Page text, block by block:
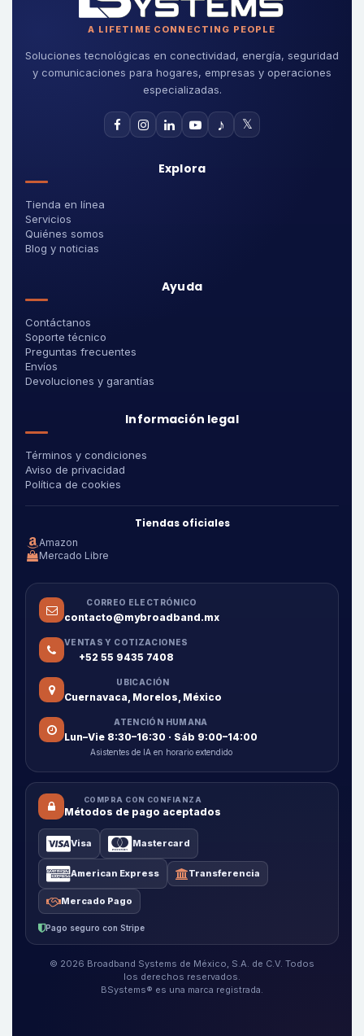
A LIFETIME CONNECTING PEOPLE
Soluciones tecnológicas en conectividad, energía, seguridad
y comunicaciones para hogares, empresas y operaciones
especializadas.
♪ 𝕏
Explora
Tienda en línea
Servicios
Quiénes somos
Blog y noticias
Ayuda
Contáctanos
Soporte técnico
Preguntas frecuentes
Envíos
Devoluciones y garantías
Información legal
Términos y condiciones
Aviso de privacidad
Política de cookies
Tiendas oficiales
Amazon
Mercado Libre
CORREO ELECTRÓNICO
contacto@mybroadband.mx
VENTAS Y COTIZACIONES
+52 55 9435 7408
UBICACIÓN
Cuernavaca, Morelos, México
ATENCIÓN HUMANA
Lun–Vie 8:30–16:30 · Sáb 9:00–14:00
Asistentes de IA en horario extendido
COMPRA CON CONFIANZA
Métodos de pago aceptados
Visa Mastercard
American Express Transferencia
Mercado Pago
Pago seguro con Stripe
© 2026 Broadband Systems de México, S.A. de C.V. Todos
los derechos reservados.
BSystems® es una marca registrada.